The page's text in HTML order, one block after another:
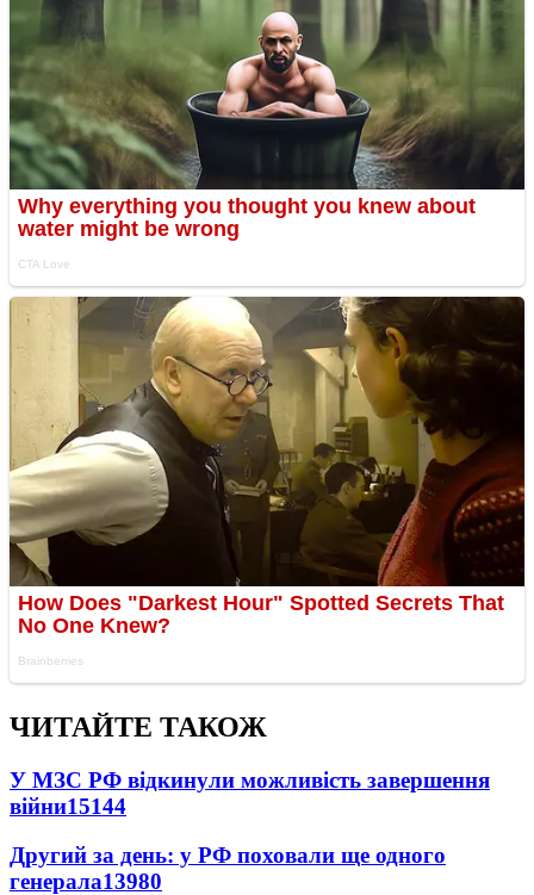
ЧИТАЙТЕ ТАКОЖ
У МЗС РФ відкинули можливість завершення
війни15144
Другий за день: у РФ поховали ще одного
генерала13980